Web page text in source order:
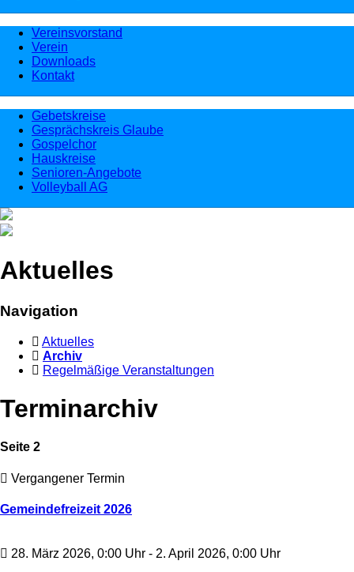
Vereinsvorstand
Verein
Downloads
Kontakt
Gebetskreise
Gesprächskreis Glaube
Gospelchor
Hauskreise
Senioren-Angebote
Volleyball AG
Aktuelles
Navigation
Aktuelles
Archiv
Regelmäßige Veranstaltungen
Terminarchiv
Seite 2
Vergangener Termin
Gemeindefreizeit 2026
28. März 2026, 0:00 Uhr - 2. April 2026, 0:00 Uhr